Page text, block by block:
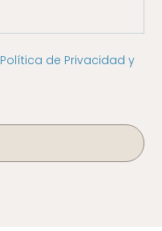
Política de Privacidad y